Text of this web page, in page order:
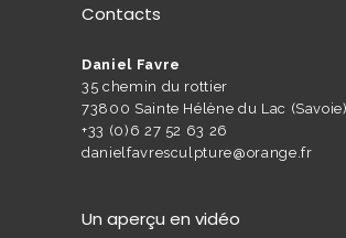
Contacts
Daniel Favre
35 chemin du rottier
73800 Sainte Hélène du Lac (Savoie)
+33 (0)6 27 52 63 26
danielfavresculpture@orange.fr
Un aperçu en vidéo